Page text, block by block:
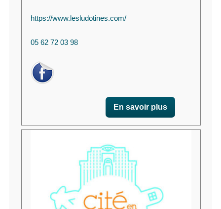
https://www.lesludotines.com/
05 62 72 03 98
En savoir plus